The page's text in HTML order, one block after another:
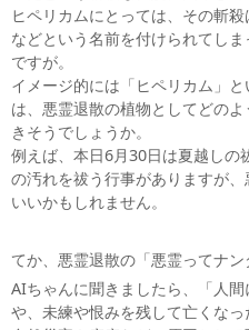
ヒペリカムにとっては、その斬
などという名前を付けられてし
ですが。
イメージ的には「ヒペリカム」
は、悪霊退散の植物としてどの
きそうでしょうか。
例えば、本日6月30日は夏越しの
の汚れを祓う行事がありますが
いいかもしれません。
てか、悪霊退散の「悪霊ってナン
AIちゃんに聞きましたら、「人
や、未練や恨みを残して亡くなっ